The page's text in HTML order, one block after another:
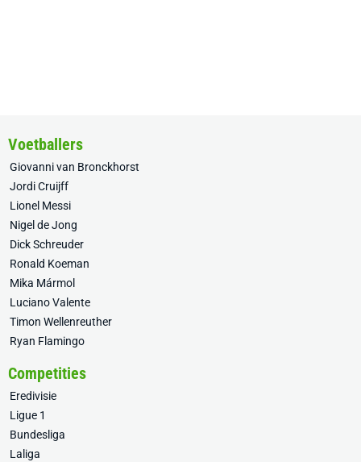
Voetballers
Giovanni van Bronckhorst
Jordi Cruijff
Lionel Messi
Nigel de Jong
Dick Schreuder
Ronald Koeman
Mika Mármol
Luciano Valente
Timon Wellenreuther
Ryan Flamingo
Competities
Eredivisie
Ligue 1
Bundesliga
Laliga